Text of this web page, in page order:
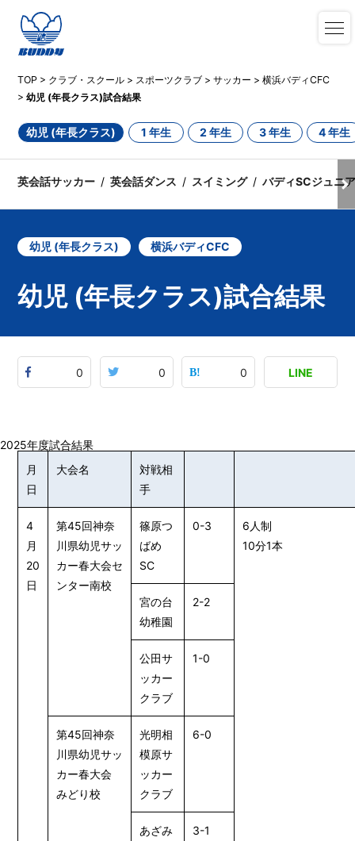
TOP > クラブ・スクール > スポーツクラブ >サッカー >横浜バディCFC
>幼児 (年長クラス)試合結果
幼児 (年長クラス) 1 年生 2 年生 3 年生 4 年生
英会話サッカー 英会話ダンス スイミング バディSCジュニ
幼児 (年長クラス) 横浜バディCFC
幼児 (年長クラス)試合結果
0 0 0 LINE
2025年度試合結果
月
日
大会名
対戦相
手
4
月
20
日
第45回神奈
川県幼児サッ
カー春大会セ
ンター南校
篠原つ
ばめ
SC
0-3
6人制
10分1本
宮の台
幼稚園
2-2
公田サ
ッカー
クラブ
1-0
第45回神奈
川県幼児サッ
カー春大会
みどり校
光明相
模原サ
ッカー
クラブ
6-0
あざみ
3-1